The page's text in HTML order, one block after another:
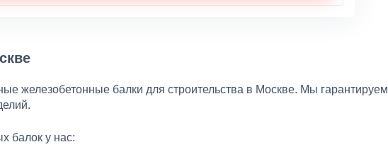
железобетонные балки для строительства в Москве. Мы гарантируем
балок у нас: